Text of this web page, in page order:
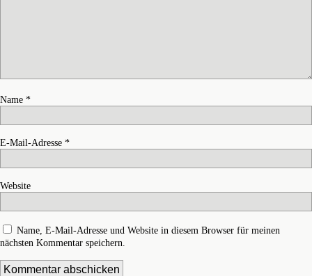
Name *
E-Mail-Adresse *
Website
Name, E-Mail-Adresse und Website in diesem Browser für meinen
nächsten Kommentar speichern.